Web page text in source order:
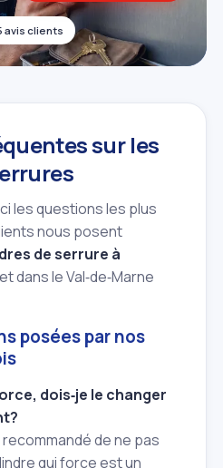
avis clients
sur les
les questions les plus
nous posent
de serrure à
et dans le Val‑de‑Marne
posées par nos
dois‑je le changer
de ne pas
qui force est un